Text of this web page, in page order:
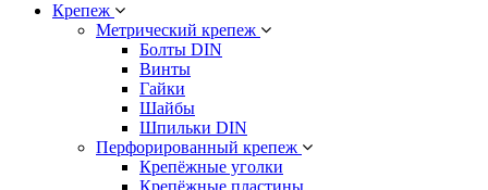
Крепеж
Метрический крепеж
Болты DIN
Винты
Гайки
Шайбы
Шпильки DIN
Перфорированный крепеж
Крепёжные уголки